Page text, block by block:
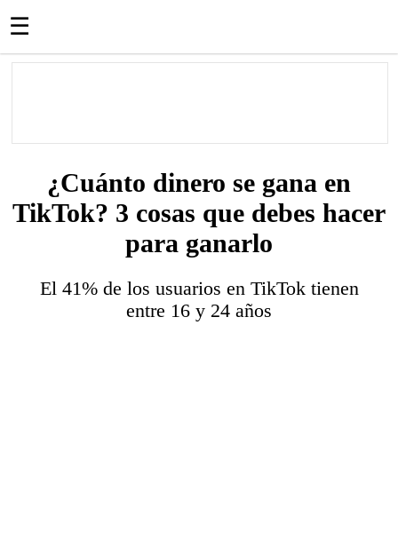
☰
¿Cuánto dinero se gana en
TikTok? 3 cosas que debes hacer
para ganarlo
El 41% de los usuarios en TikTok tienen
entre 16 y 24 años